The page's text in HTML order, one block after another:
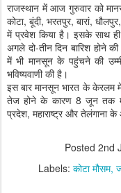
राजस्थान में आज गुरुवार को
कोटा, बूंदी, भरतपुर, बारां,
में प्रवेश किया है। इसके साथ ही
अगले दो-तीन दिन बारिश होने
में भी मानसून के पहुंचने की
भविष्यवाणी की है।
इस बार मानसून भारत के केरलम
तेज होने के कारण 8 जून तक
प्रदेश, महाराष्ट्र और तेलंगाना
Posted 2nd
Labels: कोटा मौसम